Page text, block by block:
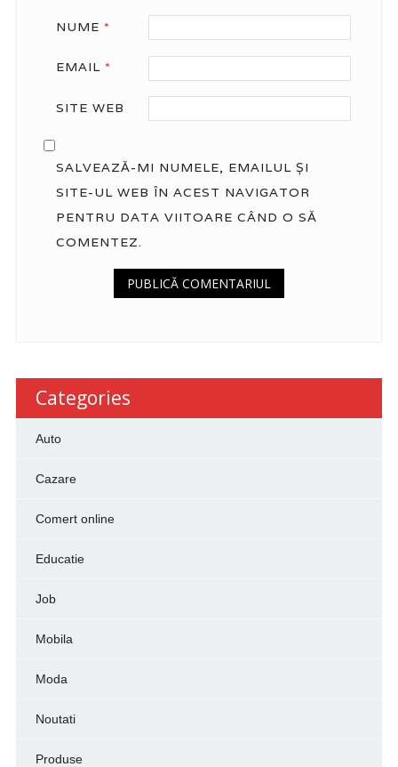
NUME *
EMAIL *
SITE WEB
SALVEAZĂ-MI NUMELE, EMAILUL ȘI
SITE-UL WEB ÎN ACEST NAVIGATOR
PENTRU DATA VIITOARE CÂND O SĂ
COMENTEZ.
Categories
Auto
Cazare
Comert online
Educatie
Job
Mobila
Moda
Noutati
Produse